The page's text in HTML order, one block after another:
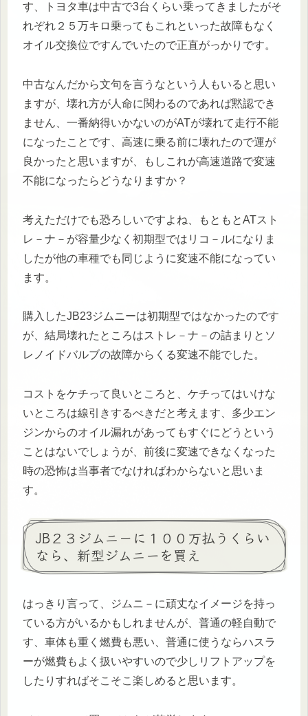
す、トヨタ車は中古で3台くらい乗ってきましたがそ
れぞれ２５万キロ乗ってもこれといった故障もなく
オイル交換位ですんでいたので正直がっかりです。
中古なんだから文句を言うなという人もいると思い
ますが、壊れ方が人命に関わるのであれば黙認でき
ません、一番納得いかないのがATが壊れて走行不能
になったことです、高速に乗る前に壊れたので運が
良かったと思いますが、もしこれが高速道路で変速
不能になったらどうなりますか？
考えただけでも恐ろしいですよね、もともとATスト
レ－ナ－が容量少なく初期型ではリコ－ルになりま
したが他の車種でも同じように変速不能になってい
ます。
購入したJB23ジムニーは初期型ではなかったのです
が、結局壊れたところはストレ－ナ－の詰まりとソ
レノイドバルブの故障からくる変速不能でした。
コストをケチって良いところと、ケチってはいけな
いところは線引きするべきだと考えます、多少エン
ジンからのオイル漏れがあってもすぐにどうという
ことはないでしょうが、前後に変速できなくなった
時の恐怖は当事者でなければわからないと思いま
す。
JB２３ジムニ－に１００万払うくらい
なら、新型ジムニーを買え
はっきり言って、ジムニ－に頑丈なイメージを持っ
ている方がいるかもしれませんが、普通の軽自動で
す、車体も重く燃費も悪い、普通に使うならハスラ
ーが燃費もよく扱いやすいので少しリフトアップを
したりすればそこそこ楽しめると思います。